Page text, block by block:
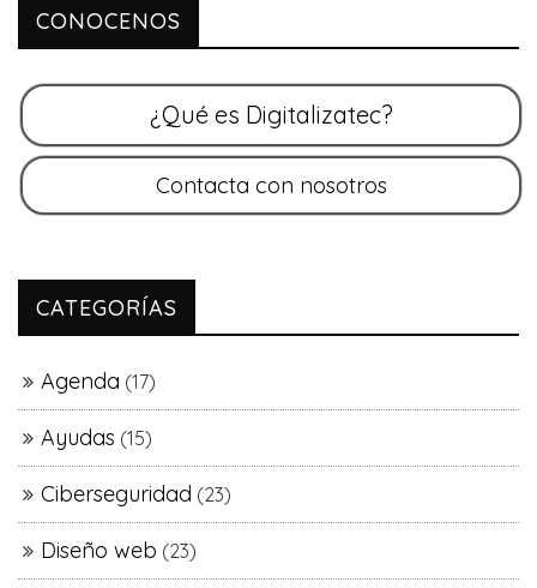
CONOCENOS
CATEGORÍAS
Agenda (17)
Ayudas (15)
Ciberseguridad (23)
Diseño web (23)